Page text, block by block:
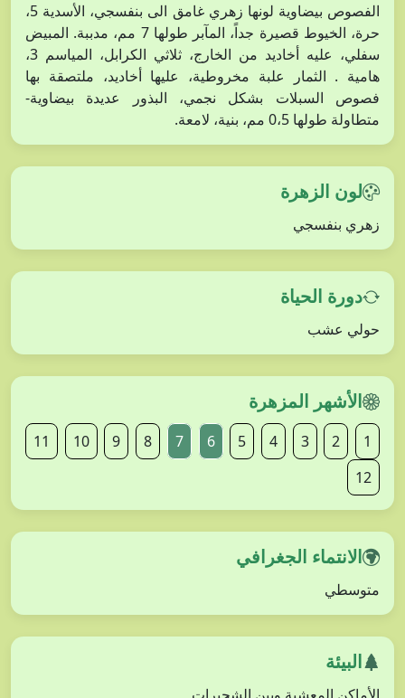
الفصوص بيضاوية لونها زهري غامق الى بنفسجي، الأسدية 5،
حرة، الخيوط قصيرة جداً، المآبر طولها 7 مم، مدببة. المبيض
سفلي، عليه أخاديد من الخارج، ثلاثي الكرابل، المياسم 3،
هامية . الثمار علبة مخروطية، عليها أخاديد، ملتصقة بها
فصوص السبلات بشكل نجمي، البذور عديدة بيضاوية-
متطاولة طولها 0،5 مم، بنية، لامعة.
لون الزهرة
زهري بنفسجي
دورة الحياة
حولي عشب
الأشهر المزهرة
1
2
3
4
5
6
7
8
9
10
11
12
الانتماء الجغرافي
متوسطي
البيئة